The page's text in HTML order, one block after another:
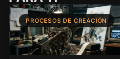
PROCESOS DE CREACIÓN